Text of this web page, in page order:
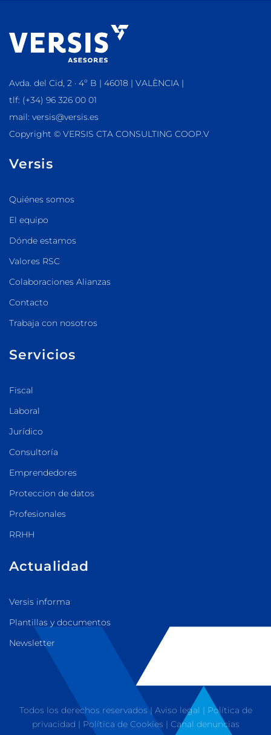
Avda. del Cid, 2 · 4º B | 46018 | VALÈNCIA |
tlf: (+34) 96 326 00 01
mail: versis@versis.es
Copyright © VERSIS CTA CONSULTING COOP.V
Versis
Quiénes somos
El equipo
Dónde estamos
Valores RSC
Colaboraciones Alianzas
Contacto
Trabaja con nosotros
Servicios
Fiscal
Laboral
Jurídico
Consultoría
Emprendedores
Proteccion de datos
Profesionales
RRHH
Actualidad
Versis informa
Plantillas y documentos
Newsletter
Todos los derechos reservados | Aviso legal | Política de
privacidad | Política de Cookies | Canal denuncias